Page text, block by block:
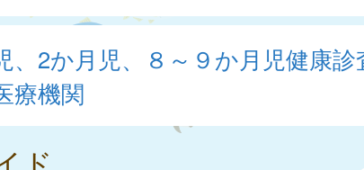
、2か月児、８～９か月児健康診
療機関
ド